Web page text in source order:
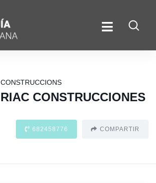
CONSTRUCCIONS
RIAC CONSTRUCCIONES
682458776 COMPARTIR